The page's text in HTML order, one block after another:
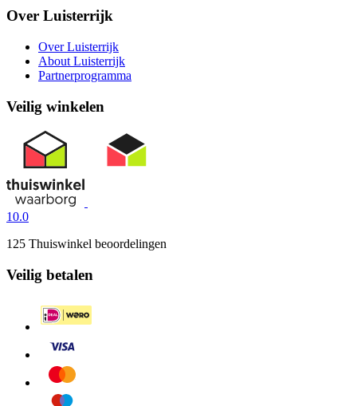
Over Luisterrijk
Over Luisterrijk
About Luisterrijk
Partnerprogramma
Veilig winkelen
10.0
125 Thuiswinkel beoordelingen
Veilig betalen